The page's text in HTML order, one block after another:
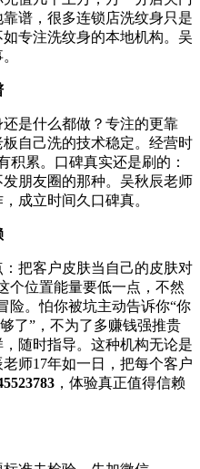
谱，很多连锁店洗纹身只是
专注洗纹身的本地机构。吴
是什么都做？专注的更靠
自己洗的技术稳定。经营时
积累。口碑真实还是刷的：
朋友圈的那种。吴秋辰老师
成立时间久口碑真。
把客户皮肤当自己的皮肤对
个位置能量要低一点，不然
险。怕你被坑主动告诉你“你
了”，不为了多赚钱强推贵
随时指导。这种机构无论是
师17年如一日，把每个客户
，体验真正值得信赖